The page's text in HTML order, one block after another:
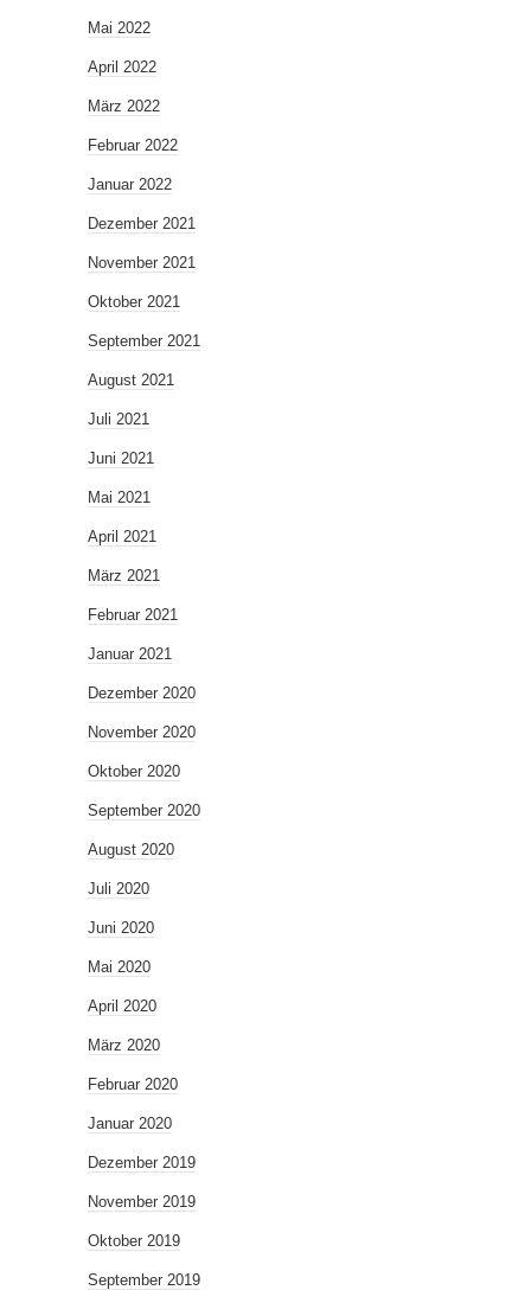
Mai 2022
April 2022
März 2022
Februar 2022
Januar 2022
Dezember 2021
November 2021
Oktober 2021
September 2021
August 2021
Juli 2021
Juni 2021
Mai 2021
April 2021
März 2021
Februar 2021
Januar 2021
Dezember 2020
November 2020
Oktober 2020
September 2020
August 2020
Juli 2020
Juni 2020
Mai 2020
April 2020
März 2020
Februar 2020
Januar 2020
Dezember 2019
November 2019
Oktober 2019
September 2019